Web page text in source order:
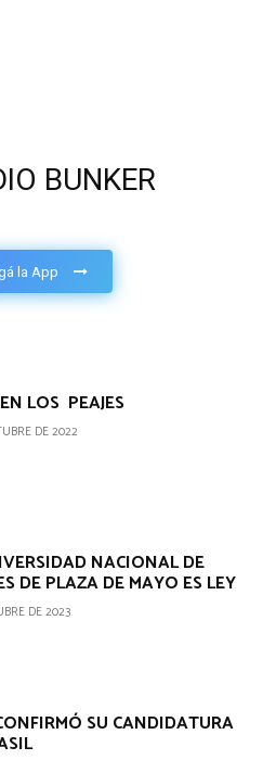
BUNKER
la App
LOS PEAJES
DE 2022
NACIONAL DE
DE PLAZA DE MAYO ES LEY
DE 2023
SU CANDIDATURA